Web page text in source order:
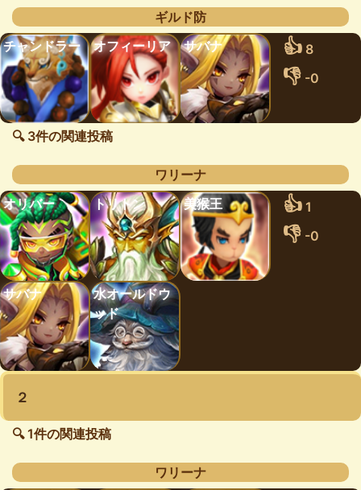
ギルド防
チャンドラー
オフィーリア サバナ 👍 8
👎 -0
🔍 3件の関連投稿
ワリーナ
オリバー
トリトン 美猴王 👍 1
👎 -0
サバナ
水オールドウ
ッド
２
🔍 1件の関連投稿
ワリーナ